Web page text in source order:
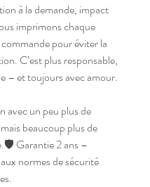
à la demande, impact
imprimons chaque
pour éviter la
C’est plus responsable,
– et toujours avec amour.
avec un peu plus de
beaucoup plus de
Garantie 2 ans –
normes de sécurité